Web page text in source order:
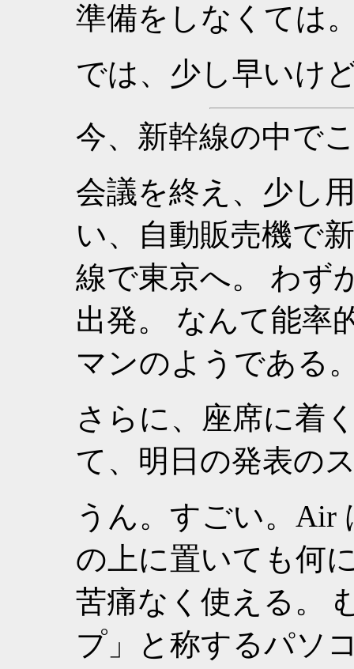
準備をしなくては
では、少し早いけ
今、新幹線の中で
会議を終え、少し
い、自動販売機で
線で東京へ。 わず
出発。 なんて能率
マンのようである
さらに、座席に着
て、明日の発表の
うん。すごい。Air
の上に置いても何
苦痛なく使える。
プ」と称するパソ